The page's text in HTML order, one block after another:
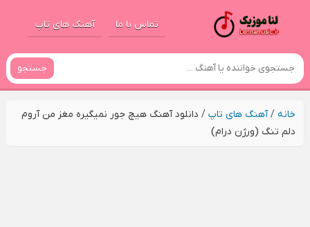
تماس با ما آهنگ های تاپ
جستجو
خانه/آهنگ های تاپ/ دانلود آهنگ هیچ جور نمیگیره مغز من آروم
دلم تنگ (ورژن درام)